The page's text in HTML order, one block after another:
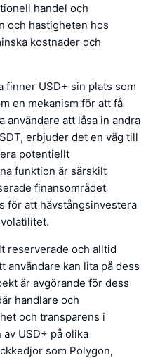
handel och
och hastigheten hos
kostnader och
finner USD+ sin plats som
en mekanism för att få
användare att låsa in andra
erbjuder det en väg till
potentiellt
funktion är särskilt
finansområdet
för att hävstångsinvestera
reserverade och alltid
användare kan lita på dess
är avgörande för dess
handlare och
och transparens i
USD+ på olika
som Polygon,